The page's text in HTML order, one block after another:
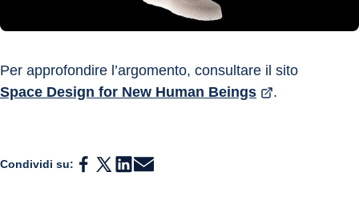
Per approfondire l’argomento, consultare il sito
Space Design for New Human Beings
.
Condividi su: